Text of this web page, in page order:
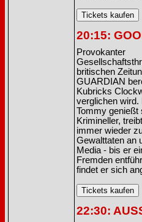
20:15:
Provokanter
britischen
GUARDIAN
Kubricks
verglichen wird.
Tommy genießt
Krimineller,
immer wieder
Gewalttaten an
Media - bis er
Fremden
findet er sich
22:30: